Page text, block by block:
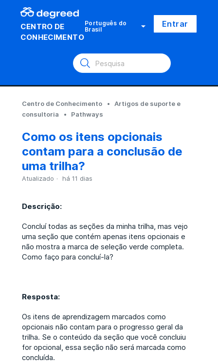
CENTRO DE
CONHECIMENTO
Português do
Brasil Entrar
Centro de Conhecimento
Artigos de suporte e
consultoria
Pathways
Como os itens opcionais
contam para a conclusão de
uma trilha?
Atualizado há 11 dias
Descrição:
Concluí todas as seções da minha trilha, mas vejo
uma seção que contém apenas itens opcionais e
não mostra a marca de seleção verde completa.
Como faço para concluí-la?
Resposta:
Os itens de aprendizagem marcados como
opcionais não contam para o progresso geral da
trilha. Se o conteúdo da seção que você concluiu
for opcional, essa seção não será marcada como
concluída.